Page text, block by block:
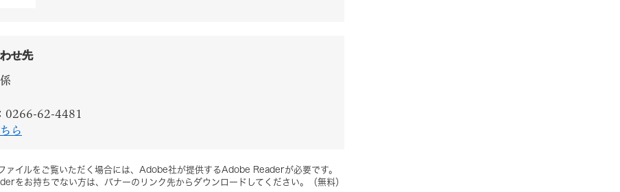
せ先
0266-62-4481
ら
ァイルをご覧いただく場合には、Adobe社が提供するAdobe Readerが必要です。
をお持ちでない方は、バナーのリンク先からダウンロードしてください。（無料）